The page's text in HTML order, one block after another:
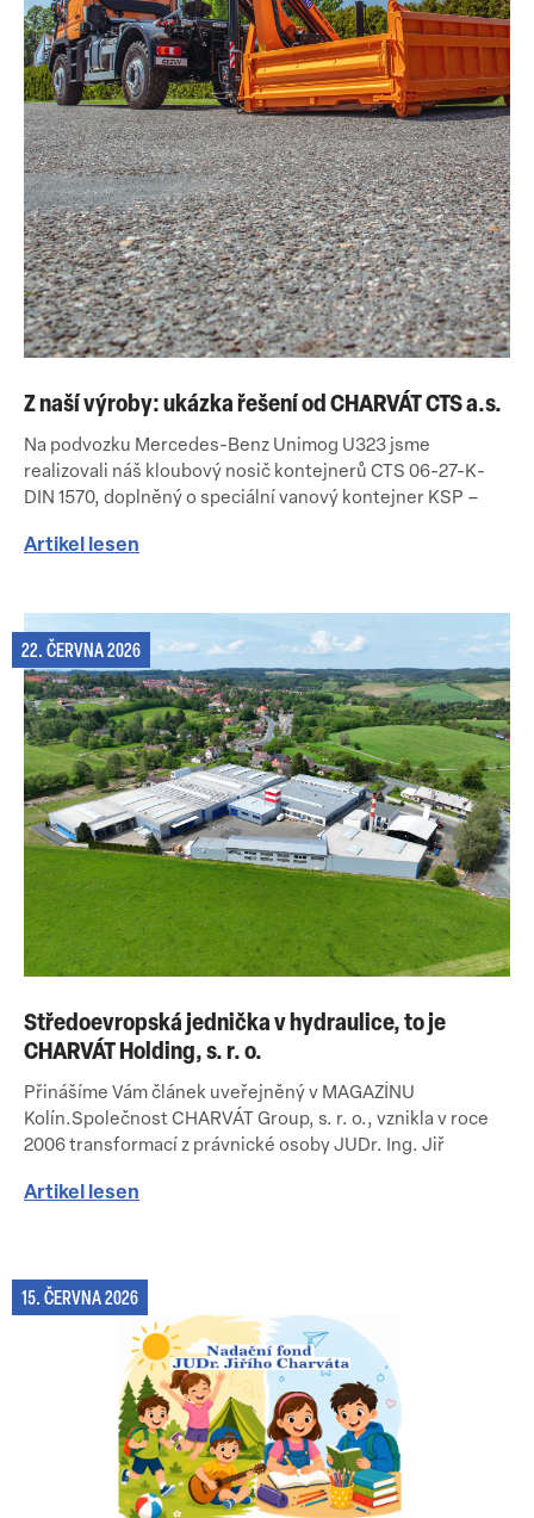
Z naší výroby: ukázka řešení od CHARVÁT CTS a.s.
Na podvozku Mercedes-Benz Unimog U323 jsme
realizovali náš kloubový nosič kontejnerů CTS 06-27-K-
DIN 1570, doplněný o speciální vanový kontejner KSP –
Artikel lesen
22. ČERVNA 2026
Středoevropská jednička v hydraulice, to je
CHARVÁT Holding, s. r. o.
Přinášíme Vám článek uveřejněný v MAGAZÍNU
Kolín.Společnost CHARVÁT Group, s. r. o., vznikla v roce
2006 transformací z právnické osoby JUDr. Ing. Jiř
Artikel lesen
15. ČERVNA 2026